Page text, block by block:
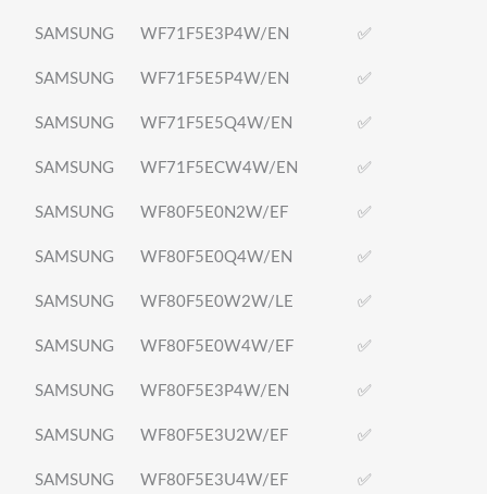
SAMSUNG WF71F5E3P4W/EN ✅
SAMSUNG WF71F5E5P4W/EN ✅
SAMSUNG WF71F5E5Q4W/EN ✅
SAMSUNG WF71F5ECW4W/EN ✅
SAMSUNG WF80F5E0N2W/EF ✅
SAMSUNG WF80F5E0Q4W/EN ✅
SAMSUNG WF80F5E0W2W/LE ✅
SAMSUNG WF80F5E0W4W/EF ✅
SAMSUNG WF80F5E3P4W/EN ✅
SAMSUNG WF80F5E3U2W/EF ✅
SAMSUNG WF80F5E3U4W/EF ✅